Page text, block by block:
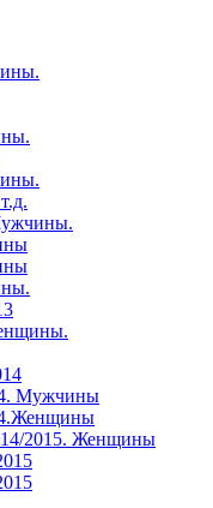
Мужчины
2015. Женщины